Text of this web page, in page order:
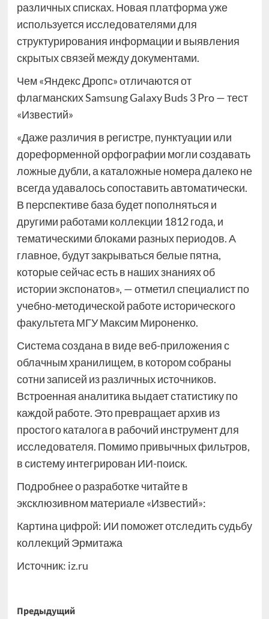
различных списках. Новая платформа уже
используется исследователями для
структурирования информации и выявления
скрытых связей между документами.
Чем «Яндекс Дропс» отличаются от
флагманских Samsung Galaxy Buds 3 Pro — тест
«Известий»
«Даже различия в регистре, пунктуации или
дореформенной орфографии могли создавать
ложные дубли, а каталожные номера далеко не
всегда удавалось сопоставить автоматически.
В перспективе база будет пополняться и
другими работами коллекции 1812 года, и
тематическими блоками разных периодов. А
главное, будут закрываться белые пятна,
которые сейчас есть в наших знаниях об
истории экспонатов», — отметил специалист по
учебно-методической работе исторического
факультета МГУ Максим Мироненко.
Система создана в виде веб-приложения с
облачным хранилищем, в котором собраны
сотни записей из различных источников.
Встроенная аналитика выдает статистику по
каждой работе. Это превращает архив из
простого каталога в рабочий инструмент для
исследователя. Помимо привычных фильтров,
в систему интегрирован ИИ-поиск.
Подробнее о разработке читайте в
эксклюзивном материале «Известий»:
Картина цифрой: ИИ поможет отследить судьбу
коллекций Эрмитажа
Источник: iz.ru
Навигация
Предыдущий